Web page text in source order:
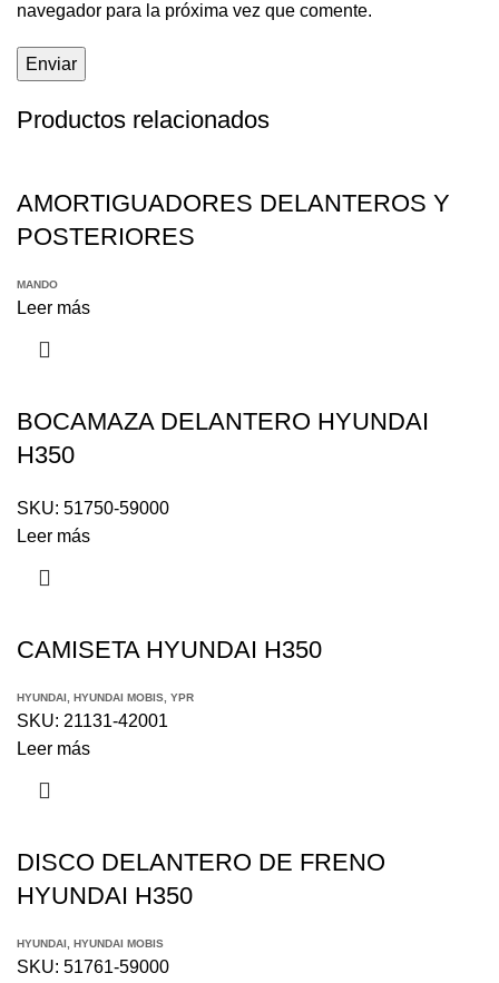
navegador para la próxima vez que comente.
Productos relacionados
AMORTIGUADORES DELANTEROS Y
POSTERIORES
MANDO
Leer más
BOCAMAZA DELANTERO HYUNDAI
H350
SKU: 51750-59000
Leer más
CAMISETA HYUNDAI H350
HYUNDAI HYUNDAI MOBIS YPR
SKU: 21131-42001
Leer más
DISCO DELANTERO DE FRENO
HYUNDAI H350
HYUNDAI HYUNDAI MOBIS
SKU: 51761-59000